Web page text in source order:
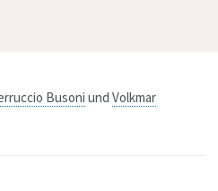
Busoni und Volkmar